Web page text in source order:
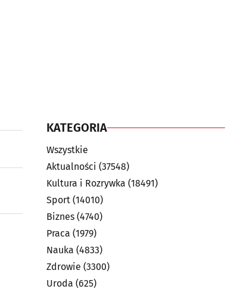
KATEGORIA
Wszystkie
Aktualności (37548)
Kultura i Rozrywka (18491)
Sport (14010)
Biznes (4740)
Praca (1979)
Nauka (4833)
Zdrowie (3300)
Uroda (625)